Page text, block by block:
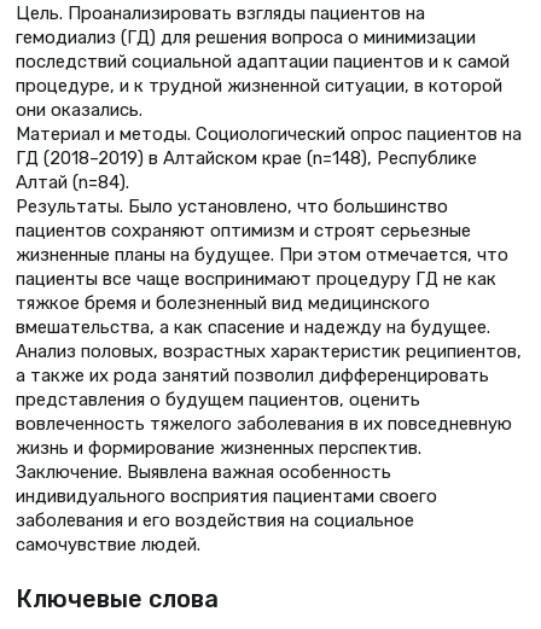
Цель. Проанализировать взгляды пациентов на
гемодиализ (ГД) для решения вопроса о минимизации
последствий социальной адаптации пациентов и к самой
процедуре, и к трудной жизненной ситуации, в которой
они оказались.
Материал и методы. Социологический опрос пациентов на
ГД (2018–2019) в Алтайском крае (n=148), Республике
Алтай (n=84).
Результаты. Было установлено, что большинство
пациентов сохраняют оптимизм и строят серьезные
жизненные планы на будущее. При этом отмечается, что
пациенты все чаще воспринимают процедуру ГД не как
тяжкое бремя и болезненный вид медицинского
вмешательства, а как спасение и надежду на будущее.
Анализ половых, возрастных характеристик реципиентов,
а также их рода занятий позволил дифференцировать
представления о будущем пациентов, оценить
вовлеченность тяжелого заболевания в их повседневную
жизнь и формирование жизненных перспектив.
Заключение. Выявлена важная особенность
индивидуального восприятия пациентами своего
заболевания и его воздействия на социальное
самочувствие людей.
Ключевые слова